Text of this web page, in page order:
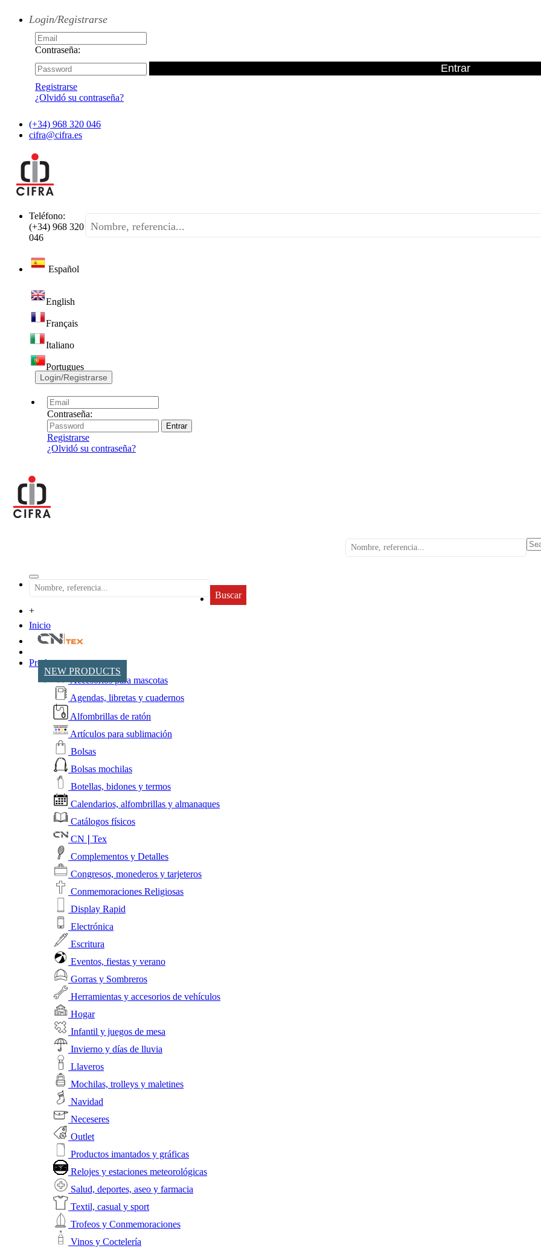
Login/Registrarse
Contraseña:
Registrarse
¿Olvidó su contraseña?
(+34) 968 320 046
cifra@cifra.es
Teléfono:
(+34) 968 320
046
Español
English
Français
Italiano
Portugues
Login/Registrarse
Contraseña:
Registrarse
¿Olvidó su contraseña?
Buscar
+
Inicio
NEW PRODUCTS
Productos
Accesorios para mascotas
Agendas, libretas y cuadernos
Alfombrillas de ratón
Artículos para sublimación
Bolsas
Bolsas mochilas
Botellas, bidones y termos
Calendarios, alfombrillas y almanaques
Catálogos físicos
CN❘Tex
Complementos y Detalles
Congresos, monederos y tarjeteros
Conmemoraciones Religiosas
Display Rapid
Electrónica
Escritura
Eventos, fiestas y verano
Gorras y Sombreros
Herramientas y accesorios de vehículos
Hogar
Infantil y juegos de mesa
Invierno y días de lluvia
Llaveros
Mochilas, trolleys y maletines
Navidad
Neceseres
Outlet
Productos imantados y gráficas
Relojes y estaciones meteorológicas
Salud, deportes, aseo y farmacia
Textil, casual y sport
Trofeos y Conmemoraciones
Vinos y Coctelería